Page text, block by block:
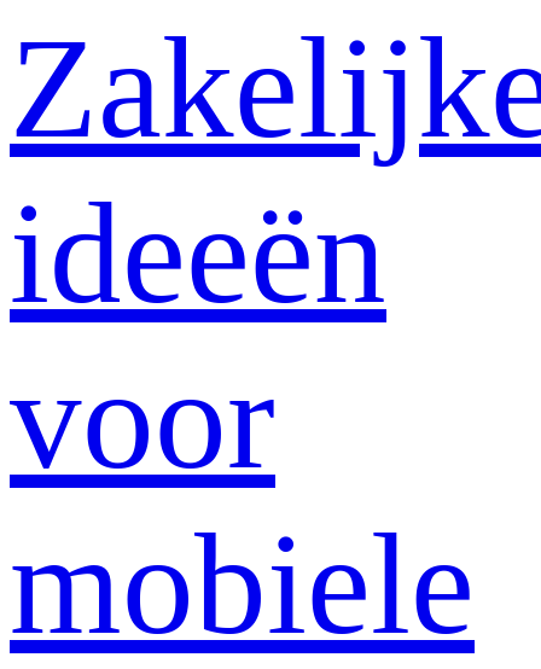
ideeën
voor
mobiele